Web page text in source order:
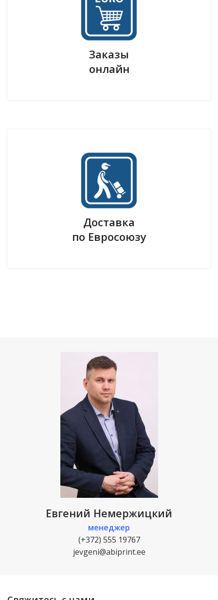
Заказы
онлайн
Доставка
по Евросоюзу
Евгений Немержицкий
менеджер
(+372) 555 19767
jevgeni@abiprint.ee